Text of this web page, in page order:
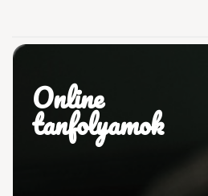
Online
tanfolyamok